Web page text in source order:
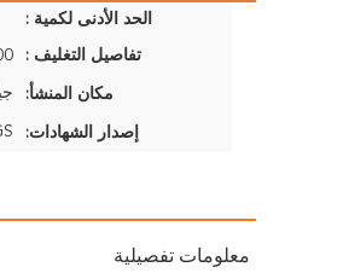
الحد الأدنى لكمية :
تفاصيل التغليف :
مكان المنشأ:
إصدار الشهادات:
معلومات تفصيلية